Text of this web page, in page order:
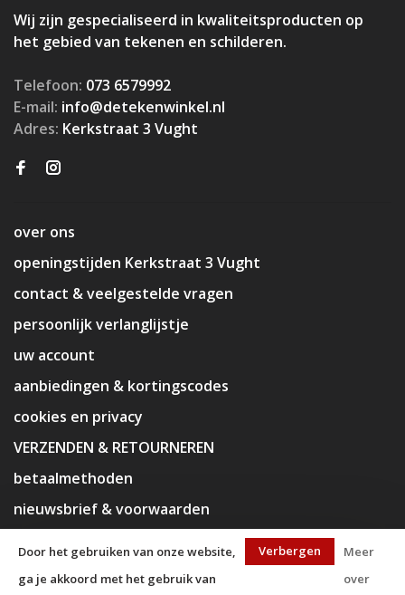
Wij zijn gespecialiseerd in kwaliteitsproducten op
het gebied van tekenen en schilderen.
Telefoon: 073 6579992
E-mail: info@detekenwinkel.nl
Adres: Kerkstraat 3 Vught
over ons
openingstijden Kerkstraat 3 Vught
contact & veelgestelde vragen
persoonlijk verlanglijstje
uw account
aanbiedingen & kortingscodes
cookies en privacy
VERZENDEN & RETOURNEREN
betaalmethoden
nieuwsbrief & voorwaarden
Door het gebruiken van onze website,
ga je akkoord met het gebruik van
Verbergen
Meer
over